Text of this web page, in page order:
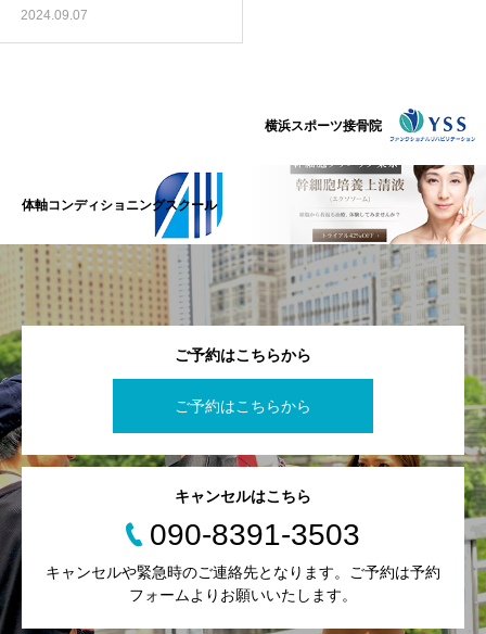
2024.09.07
横浜スポーツ接骨院
体軸コンディショニングスクール
ご予約はこちらから
ご予約はこちらから
キャンセルはこちら
090-8391-3503
キャンセルや緊急時のご連絡先となります。ご予約は予約
フォームよりお願いいたします。